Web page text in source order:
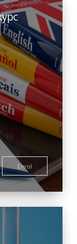
Enrol